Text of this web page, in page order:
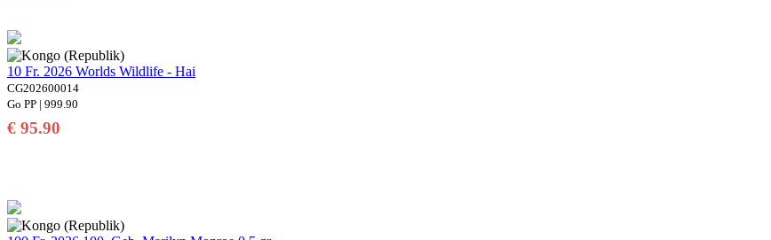
10 Fr. 2026 Worlds Wildlife - Hai
CG202600014
Go PP | 999.90
€ 95.90